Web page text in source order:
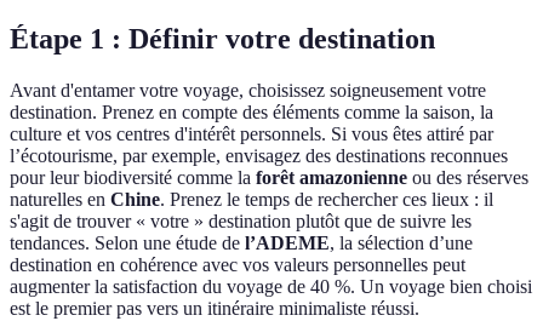
Étape 1 : Définir votre destination
Avant d'entamer votre voyage, choisissez soigneusement votre
destination. Prenez en compte des éléments comme la saison, la
culture et vos centres d'intérêt personnels. Si vous êtes attiré par
l’écotourisme, par exemple, envisagez des destinations reconnues
pour leur biodiversité comme la forêt amazonienne ou des réserves
naturelles en Chine. Prenez le temps de rechercher ces lieux : il
s'agit de trouver « votre » destination plutôt que de suivre les
tendances. Selon une étude de l’ADEME, la sélection d’une
destination en cohérence avec vos valeurs personnelles peut
augmenter la satisfaction du voyage de 40 %. Un voyage bien choisi
est le premier pas vers un itinéraire minimaliste réussi.